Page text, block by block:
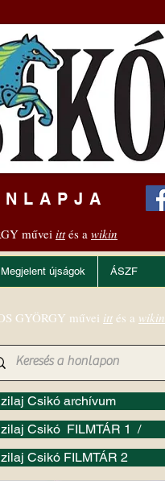
műveiittés a wikin
Megjelent újságok ÁSZF
Csikó archívum
Csikó FILMTÁR 1 /
Csikó FILMTÁR 2
GYÖRGY művei itt és a wikin